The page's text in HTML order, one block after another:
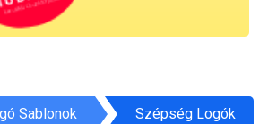
Sablonok Szépség Logók